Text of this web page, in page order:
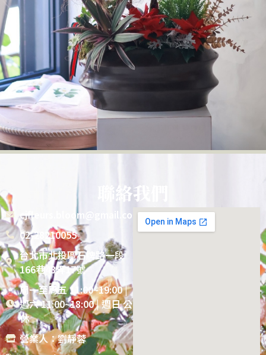
聯絡我們
cjfleurs.bloom@gmail.com
02-28210055
台北市北投區石牌路一段
166巷43弄17號
周一至周五 11:00~19:00 |
週六 11:00~18:00 | 週日 公
休
營業人：劉靜蓉